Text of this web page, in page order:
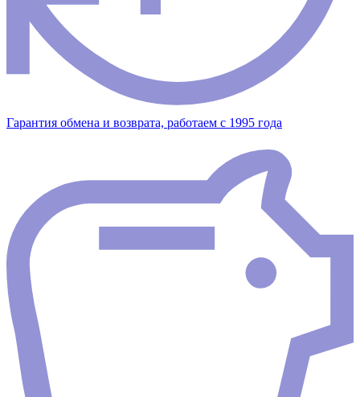
Гарантия обмена и возврата, работаем с 1995 года